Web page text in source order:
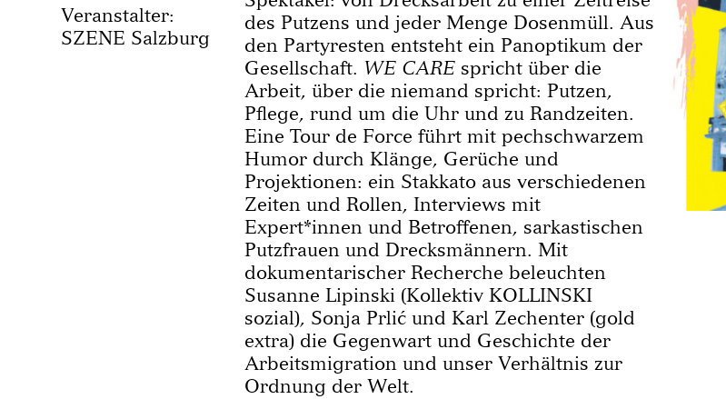
Veranstalter:
SZENE Salzburg
des Putzens und jeder Menge Dosenmüll. Aus
den Partyresten entsteht ein Panoptikum der
Gesellschaft. WE CAREspricht über die
Arbeit, über die niemand spricht: Putzen,
Pfle­ge, rund um die Uhr und zu Randzeiten.
Eine Tour de Force führt mit pechschwarzem
Humor durch Klänge, Gerüche und
Projektionen: ein Stakkato aus verschie­denen
Zeiten und Rollen, Interviews mit
Expert*innen und Betroffenen, sarkastischen
Putzfrauen und Drecks­männern. Mit
dokumentarischer Recherche beleuchten
Susanne Lipinski (Kollektiv KOLLINSKI
sozial), Sonja Prlić und Karl Zechenter (gold
extra) die Gegenwart und Geschichte der
Arbeitsmigration und unser Ver­hältnis zur
Ordnung der Welt.